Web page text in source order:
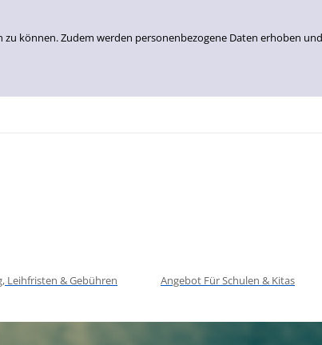
können. Zudem werden personenbezogene Daten erhoben
Leihfristen & Gebühren Angebot Für Schulen & Kitas